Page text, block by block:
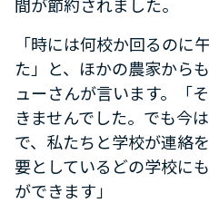
「時には何校か回るのに
た」と、ほかの農家から
ューさんが言います。「
きませんでした。でも今
で、私たちと学校が連絡
要としているどの学校に
ができます」